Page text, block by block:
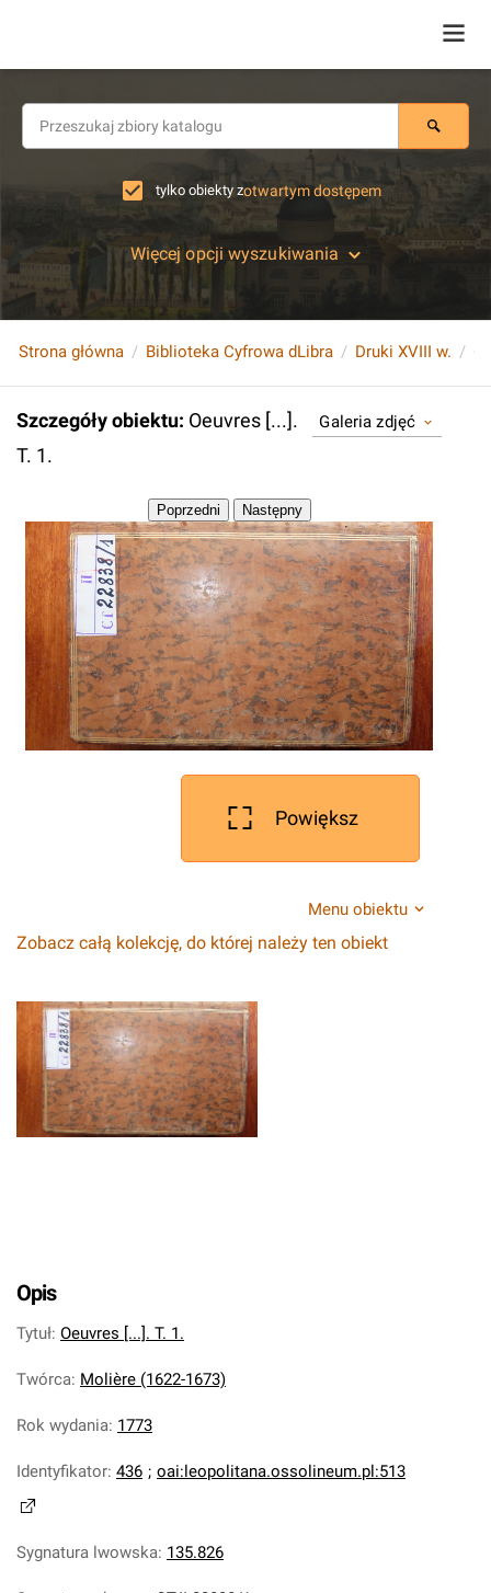
tylko obiekty zotwartym dostępem
Więcej opcji wyszukiwania
Strona główna Biblioteka Cyfrowa dLibra Druki XVIII w.
Szczegóły obiektu: Oeuvres [...].
T. 1.
Galeria zdjęć
Powiększ
Menu obiektu
Zobacz całą kolekcję, do której należy ten obiekt
Opis
Tytuł: Oeuvres [...]. T. 1.
Twórca: Molière (1622-1673)
Rok wydania: 1773
Identyfikator: 436 ; oai:leopolitana.ossolineum.pl:513
Sygnatura lwowska: 135.826